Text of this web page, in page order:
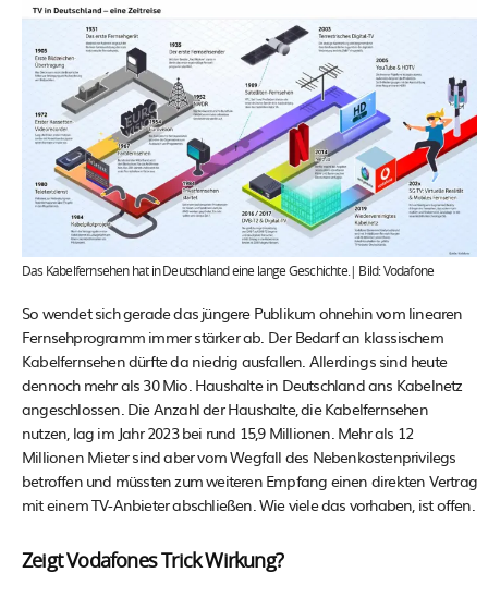
Das Kabelfernsehen hat in Deutschland eine lange Geschichte.| Bild: Vodafone
So wendet sich gerade das jüngere Publikum ohnehin vom linearen
Fernsehprogramm immer stärker ab. Der Bedarf an klassischem
Kabelfernsehen dürfte da niedrig ausfallen. Allerdings sind heute
dennoch mehr als 30 Mio. Haushalte in Deutschland ans Kabelnetz
angeschlossen. Die Anzahl der Haushalte, die Kabelfernsehen
nutzen, lag im Jahr 2023 bei rund 15,9 Millionen. Mehr als 12
Millionen Mieter sind aber vom Wegfall des Nebenkostenprivilegs
betroffen und müssten zum weiteren Empfang einen direkten Vertrag
mit einem TV-Anbieter abschließen. Wie viele das vorhaben, ist offen.
Zeigt Vodafones Trick Wirkung?